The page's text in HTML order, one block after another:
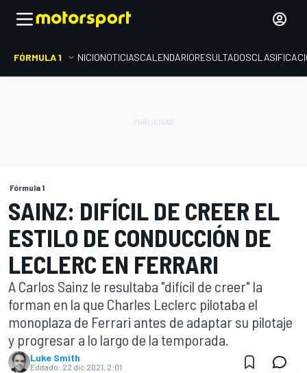
FÓRMULA 1 INICIONOTICIASCALENDARIORESULTADOS
Fórmula 1
SAINZ: DIFÍCIL DE CREER EL
ESTILO DE CONDUCCIÓN DE
LECLERC EN FERRARI
A Carlos Sainz le resultaba "difícil de creer" la
forman en la que Charles Leclerc pilotaba el
monoplaza de Ferrari antes de adaptar su pilotaje
y progresar a lo largo de la temporada.
Luke Smith
Editado: 22 dic 2021, 2:01